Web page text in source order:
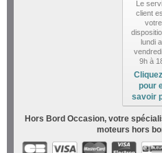
Le
client
votre
lundi
9h à
pour
savoir
Hors Bord Occasion, votre
moteurs hors